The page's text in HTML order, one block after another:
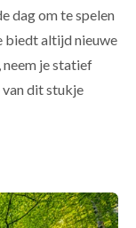
dag om te spelen
biedt altijd nieuwe
neem je statief
van dit stukje